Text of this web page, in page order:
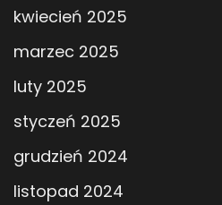
kwiecień 2025
marzec 2025
luty 2025
styczeń 2025
grudzień 2024
listopad 2024